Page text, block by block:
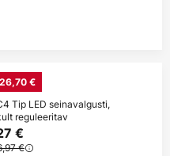
€
Tip LED seinavalgusti,
reguleeritav
€
€